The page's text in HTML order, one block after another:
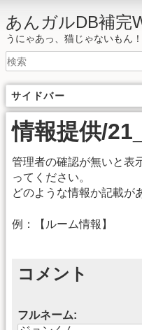
あんガルDB補完
うにゃあっ、猫じゃないもん！
サイドバー
情報提供/
管理者の確認が無いと表
ってください。
どのような情報か記載が
例：【ルーム情報】
コメント
フルネーム: